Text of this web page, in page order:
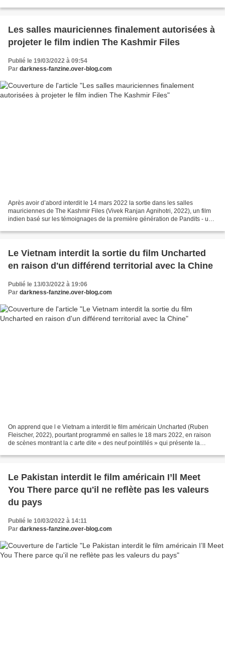
Les salles mauriciennes finalement autorisées à
projeter le film indien The Kashmir Files
Publié le 19/03/2022 à 09:54
Par darkness-fanzine.over-blog.com
Après avoir d’abord interdit le 14 mars 2022 la sortie dans les salles
mauriciennes de The Kashmir Files (Vivek Ranjan Agnihotri, 2022), un film
indien basé sur les témoignages de la première génération de Pandits - une
Le Vietnam interdit la sortie du film Uncharted
en raison d'un différend territorial avec la Chine
Publié le 13/03/2022 à 19:06
Par darkness-fanzine.over-blog.com
On apprend que l e Vietnam a interdit le film américain Uncharted (Ruben
Fleischer, 2022), pourtant programmé en salles le 18 mars 2022, en raison
de scènes montrant la c arte dite « des neuf pointillés » qui présente la
Le Pakistan interdit le film américain I’ll Meet
You There parce qu'il ne reflète pas les valeurs
du pays
Publié le 10/03/2022 à 14:11
Par darkness-fanzine.over-blog.com